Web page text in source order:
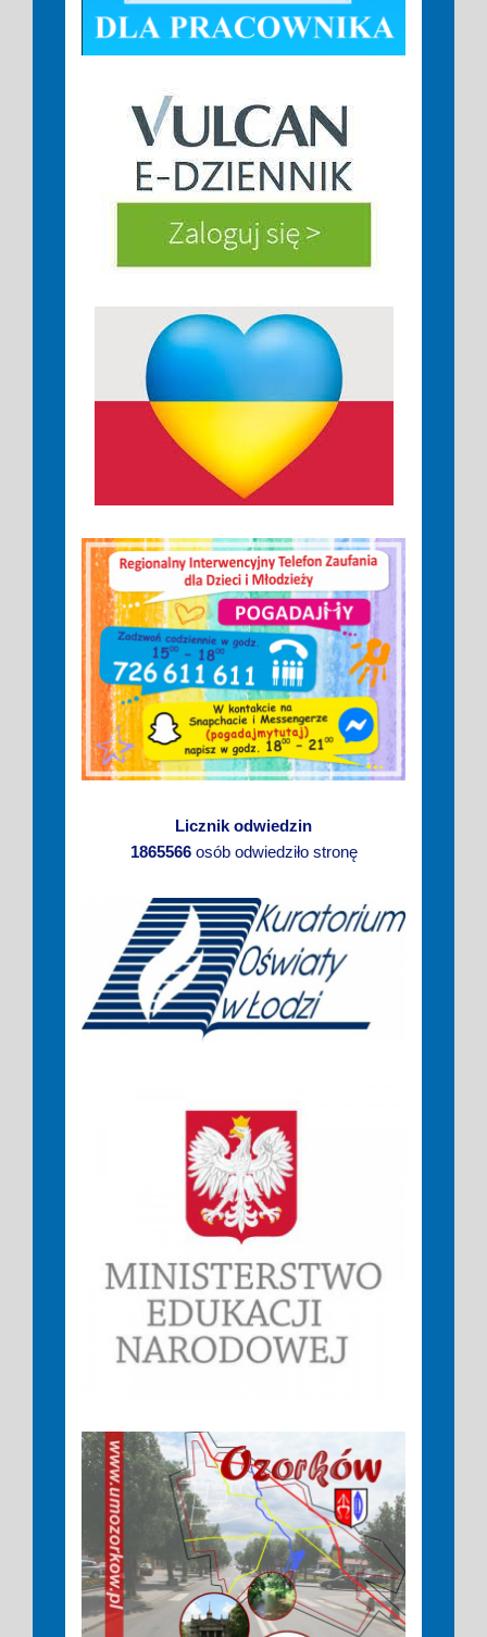
Licznik odwiedzin
1865566osób odwiedziło stronę